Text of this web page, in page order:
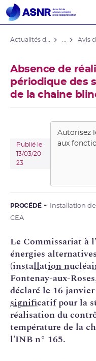
Absence de
périodique des
de la chaine
Publié le
13/03/20
23
Autorisez
aux
PROCÉDÉ
Installation
CEA
Le Commissariat à
énergies
(installation
Fontenay-aux-
déclaré le 16
significatifpour la
réalisation du
température de la
l’INB n° 165.